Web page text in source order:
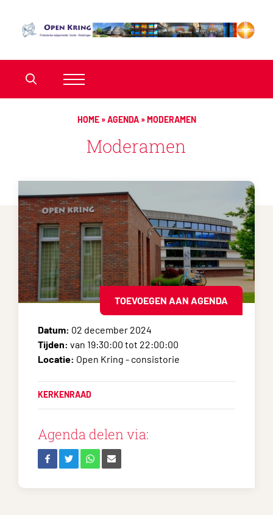
HOME»AGENDA»MODERAMEN
Moderamen
TOEVOEGEN AAN AGENDA
Datum: 02 december 2024
Tijden: van 19:30:00 tot 22:00:00
Locatie: Open Kring - consistorie
KERKENRAAD
Agenda delen via: